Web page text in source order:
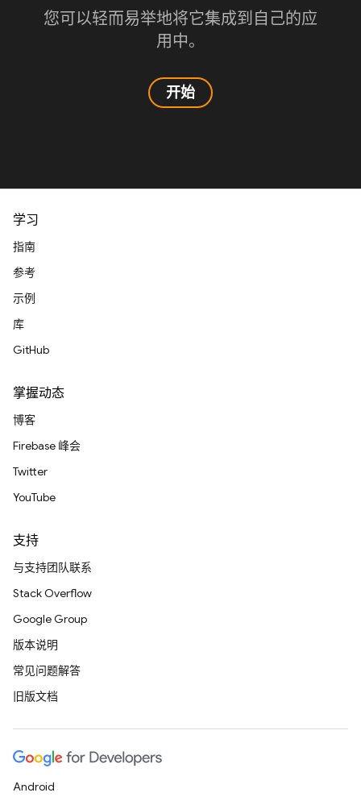
您可以轻而易举地将它集成到自己的应
用中。
开始
学习
指南
参考
示例
库
GitHub
掌握动态
博客
Firebase 峰会
Twitter
YouTube
支持
与支持团队联系
Stack Overflow
Google Group
版本说明
常见问题解答
旧版文档
Android